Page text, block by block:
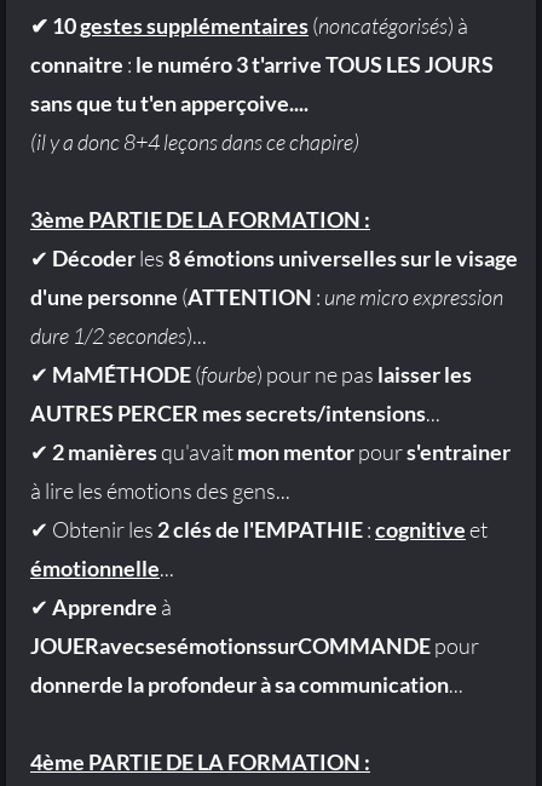
✔ 10gestes supplémentaires(noncatégorisés) à
connaitre : le numéro 3 t'arrive TOUS LES JOURS
sans que tu t'en apperçoive....
(il y a donc 8+4 leçons dans ce chapire)
3ème PARTIE DE LA FORMATION :
✔ Décoderles8 émotions universelles sur le visage
d'une personne (ATTENTION : une micro expression
dure 1/2 secondes)...
✔ MaMÉTHODE(fourbe) pour ne pas laisser les
AUTRES PERCER mes secrets/intensions...
✔ 2 manièresqu'avaitmon mentorpours'entrainer
à lire les émotions des gens...
✔ Obtenir les 2 clés de l'EMPATHIE:cognitiveet
émotionnelle...
✔ Apprendre à
JOUERavecsesémotionssurCOMMANDEpour
donnerde la profondeur à sa communication...
4ème PARTIE DE LA FORMATION :